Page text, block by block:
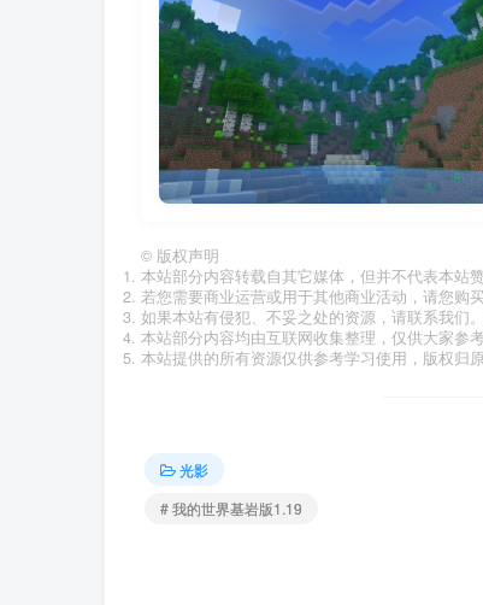
© 版权声明
本站部分内容转载自其它媒体，但并不代表本站
若您需要商业运营或用于其他商业活动，请您购
如果本站有侵犯、不妥之处的资源，请联系我们
本站部分内容均由互联网收集整理，仅供大家参
本站提供的所有资源仅供参考学习使用，版权归
光影
# 我的世界基岩版1.19